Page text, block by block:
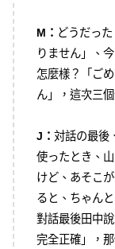
M： どうだっ
りません」、
怎麼樣？「ご
ん」，這次三
J： 対話の最後
使ったとき、
けど、あそこ
ると、ちゃん
對話最後田中
完全正確」，